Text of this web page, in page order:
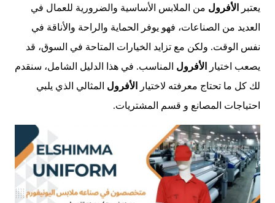
يعتبر الأفرول من الملابس الأساسية والضرورية للعمال في
العديد من الصناعات، فهو يوفر الحماية والراحة والأناقة في
نفس الوقت. ولكن مع تزايد الخيارات المتاحة في السوق، قد
يصعب اختيار الأفرول المناسب. في هذا الدليل الشامل، سنقدم
لك كل ما تحتاج معرفته لاختيار الأفرول المثالي الذي يلبي
احتياجات المصانع و قسم المشتريات.